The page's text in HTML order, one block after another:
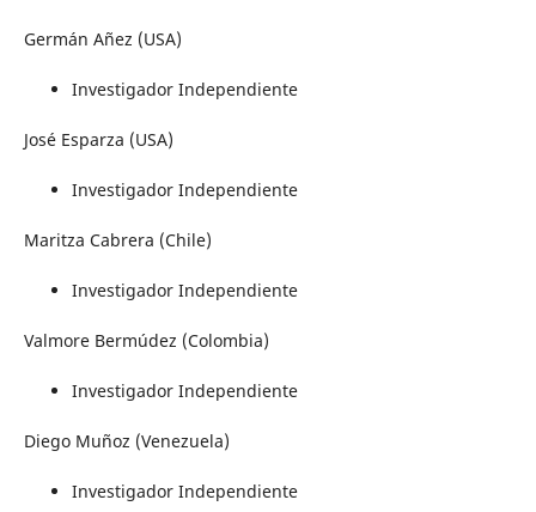
Germán Añez (USA)
Investigador Independiente
José Esparza (USA)
Investigador Independiente
Maritza Cabrera (Chile)
Investigador Independiente
Valmore Bermúdez (Colombia)
Investigador Independiente
Diego Muñoz (Venezuela)
Investigador Independiente